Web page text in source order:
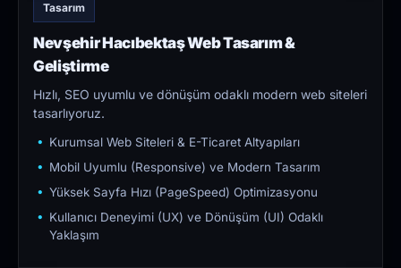
Tasarım
Nevşehir Hacıbektaş Web Tasarım &
Geliştirme
Hızlı, SEO uyumlu ve dönüşüm odaklı modern web siteleri
tasarlıyoruz.
Kurumsal Web Siteleri & E-Ticaret Altyapıları
Mobil Uyumlu (Responsive) ve Modern Tasarım
Yüksek Sayfa Hızı (PageSpeed) Optimizasyonu
Kullanıcı Deneyimi (UX) ve Dönüşüm (UI) Odaklı
Yaklaşım